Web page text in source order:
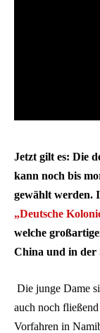
Jetzt gilt es: Die
kann noch bis
gewählt werden.
„Deutsche
welche
China und in der
Die junge Dame
auch noch
Vorfahren in